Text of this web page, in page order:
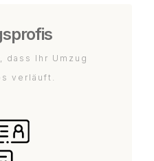
dass Ihr Umzug
verläuft.